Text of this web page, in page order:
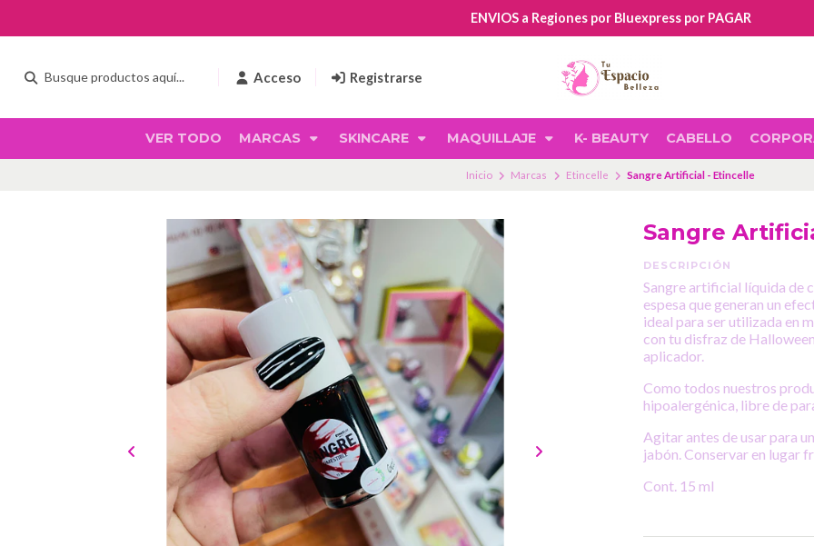
Acceso Registrarse
VER TODO MARCAS SKINCARE MAQUILLAJE K- BEAUTY CABELLO
ENVIOS a Regiones por Bluexpress por PAGAR
Inicio Marcas Etincelle Sangre Artificial - Etincelle
Sangre
DESCRIPCIÓN
Sangre artificial líquida de
espesa que generan un
ideal para ser utilizada en
con tu disfraz de
aplicador.
Como todos nuestros
hipoalergénica, libre de
Agitar antes de usar para
jabón. Conservar en lugar
Cont. 15 ml